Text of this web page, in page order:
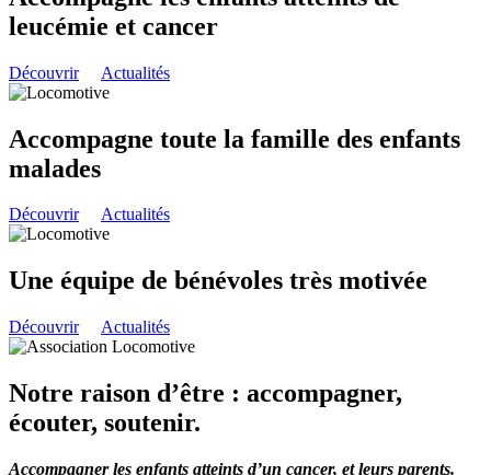
leucémie et cancer
Découvrir Actualités
Accompagne toute la famille des enfants
malades
Découvrir Actualités
Une équipe de bénévoles très motivée
Découvrir Actualités
Notre raison d’être : accompagner,
écouter, soutenir.
Accompagner les enfants atteints d’un cancer, et leurs parents.